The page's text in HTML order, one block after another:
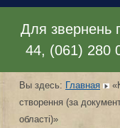
Для звернень
44, (061) 280
Вы здесь: Главная
створення (за
області)»